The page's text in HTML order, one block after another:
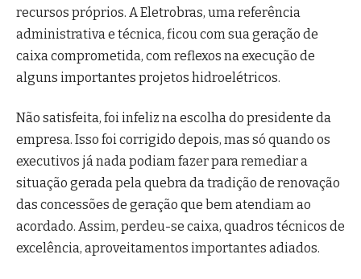
recursos próprios. A Eletrobras, uma referência
administrativa e técnica, ficou com sua geração de
caixa comprometida, com reflexos na execução de
alguns importantes projetos hidroelétricos.
Não satisfeita, foi infeliz na escolha do presidente da
empresa. Isso foi corrigido depois, mas só quando os
executivos já nada podiam fazer para remediar a
situação gerada pela quebra da tradição de renovação
das concessões de geração que bem atendiam ao
acordado. Assim, perdeu-se caixa, quadros técnicos de
excelência, aproveitamentos importantes adiados.